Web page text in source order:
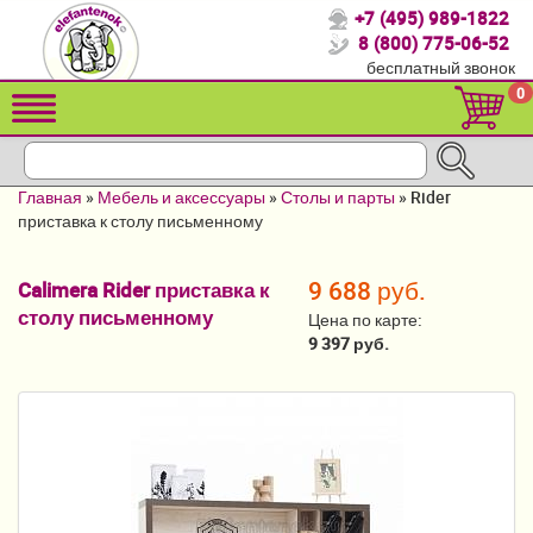
Спасибо, что выбрали нас!
Распродажа!
Детские коляски
Кроватки для новорожденных
Конверты, муфты
Мебель и аксессуары
Постельные принадлежности
+7 (495) 989-1822
8 (800) 775-06-52
бесплатный звонок
0
Главная » Мебель и аксессуары »Столы и парты » Rider
приставка к столу письменному
Calimera Rider приставка к
столу письменному
9 688 руб.
Цена по карте:
9 397 руб.